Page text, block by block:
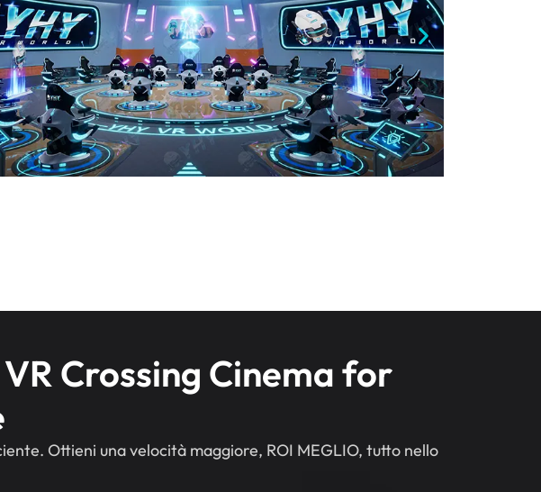
Crossing Cinema for
Ottieni una velocità maggiore, ROI MEGLIO, tutto nello